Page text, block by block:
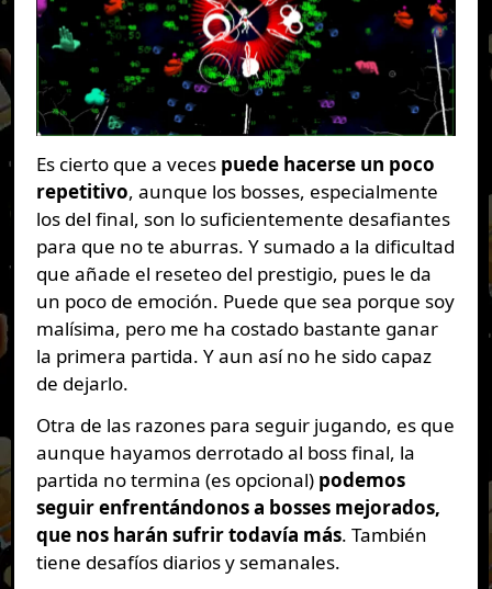
Es cierto que a vecespuede hacerse un poco
repetitivo, aunque los bosses, especialmente
los del final, son lo suficientemente desafiantes
para que no te aburras. Y sumado a la dificultad
que añade el reseteo del prestigio, pues le da
un poco de emoción. Puede que sea porque soy
malísima, pero me ha costado bastante ganar
la primera partida. Y aun así no he sido capaz
de dejarlo.
Otra de las razones para seguir jugando, es que
aunque hayamos derrotado al boss final, la
partida no termina (es opcional) podemos
seguir enfrentándonos a bosses mejorados,
que nos harán sufrir todavía más. También
tiene desafíos diarios y semanales.